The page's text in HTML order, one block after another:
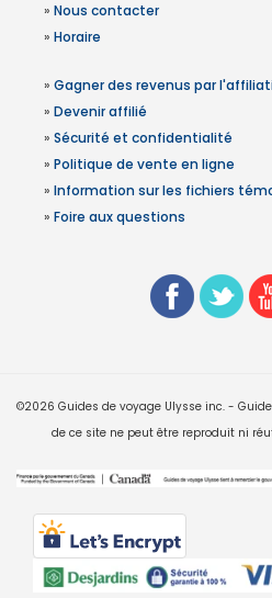
» Nous contacter
» Horaire
» Gagner des revenus par
» Devenir affilié
» Sécurité et confidentialité
» Politique de vente en ligne
» Information sur les fichiers
» Foire aux questions
©2026 Guides de voyage Ulysse inc. -
de ce site ne peut être reproduit ni